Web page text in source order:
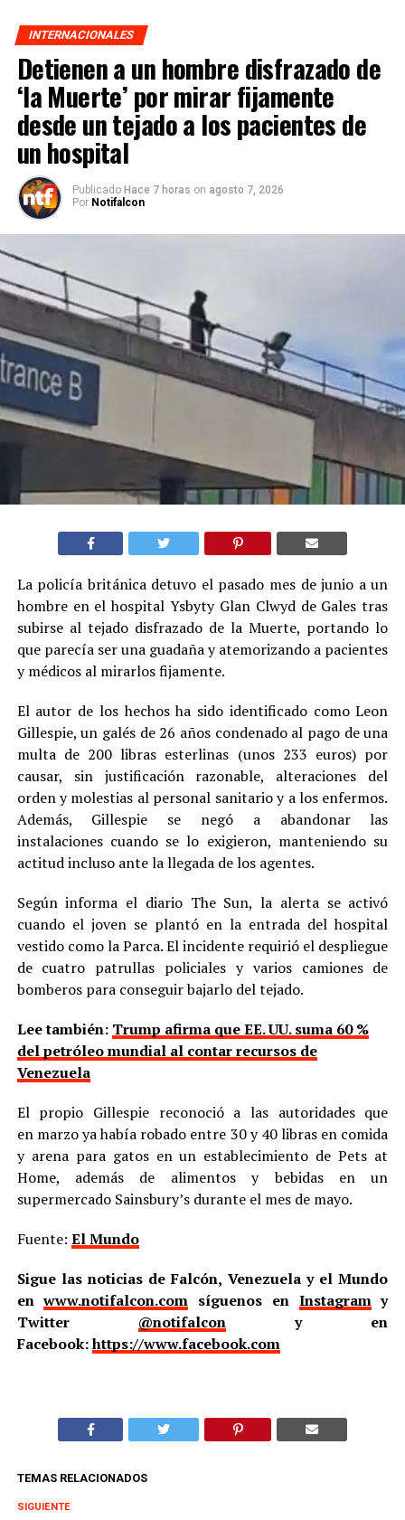
INTERNACIONALES
Detienen a un hombre disfrazado de
‘la Muerte’ por mirar fijamente
desde un tejado a los pacientes de
un hospital
Publicado Hace 7 horas on agosto 7, 2026
Por Notifalcon
La policía británica detuvo el pasado mes de junio a un
hombre en el hospital Ysbyty Glan Clwyd de Gales tras
subirse al tejado disfrazado de la Muerte, portando lo
que parecía ser una guadaña y atemorizando a pacientes
y médicos al mirarlos fijamente.
El autor de los hechos ha sido identificado como Leon
Gillespie, un galés de 26 años condenado al pago de una
multa de 200 libras esterlinas (unos 233 euros) por
causar, sin justificación razonable, alteraciones del
orden y molestias al personal sanitario y a los enfermos.
Además, Gillespie se negó a abandonar las
instalaciones cuando se lo exigieron, manteniendo su
actitud incluso ante la llegada de los agentes.
Según informa el diario The Sun, la alerta se activó
cuando el joven se plantó en la entrada del hospital
vestido como la Parca. El incidente requirió el despliegue
de cuatro patrullas policiales y varios camiones de
bomberos para conseguir bajarlo del tejado.
Lee también: Trump afirma que EE. UU. suma 60 %
del petróleo mundial al contar recursos de
Venezuela
El propio Gillespie reconoció a las autoridades que
en marzo ya había robado entre 30 y 40 libras en comida
y arena para gatos en un establecimiento de Pets at
Home, además de alimentos y bebidas en un
supermercado Sainsbury’s durante el mes de mayo.
Fuente: El Mundo
Sigue las noticias de Falcón, Venezuela y el Mundo
enwww.notifalcon.com síguenos en Instagramy
Twitter @notifalcony en
Facebook:https://www.facebook.com
TEMAS RELACIONADOS
SIGUIENTE